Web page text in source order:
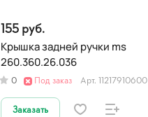
155 руб.
Крышка задней ручки ms
260.360.26.036
0 Под заказ Арт. 11217910600
Заказать